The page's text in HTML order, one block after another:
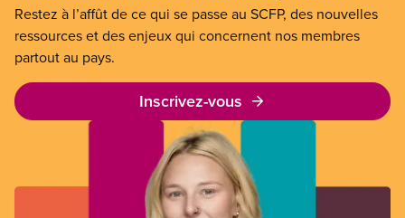
Restez à l’affût de ce qui se passe au SCFP, des nouvelles
ressources et des enjeux qui concernent nos membres
partout au pays.
Inscrivez-vous